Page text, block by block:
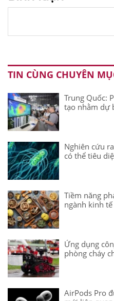
TIN CÙNG CHUYÊN
Trung Quốc:
tạo nhằm dự
Nghiên cứu
có thể tiêu
Tiềm năng
ngành kinh tế
Ứng dụng
phòng cháy
AirPods Pro